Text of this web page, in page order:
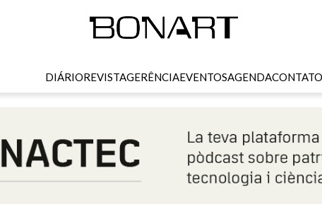
DIÁRIOREVISTAGERÊNCIAEVENTOSAGENDACONTATO